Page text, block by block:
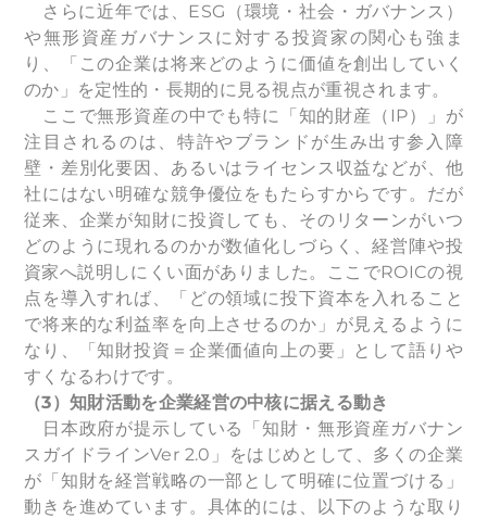
さらに近年では、ESG（環境・社会・ガバナンス）
や無形資産ガバナンスに対する投資家の関心も強ま
り、「この企業は将来どのように価値を創出していく
のか」を定性的・長期的に見る視点が重視されます。
ここで無形資産の中でも特に「知的財産（IP）」が
注目されるのは、特許やブランドが生み出す参入障
壁・差別化要因、あるいはライセンス収益などが、他
社にはない明確な競争優位をもたらすからです。だが
従来、企業が知財に投資しても、そのリターンがいつ
どのように現れるのかが数値化しづらく、経営陣や投
資家へ説明しにくい面がありました。ここでROICの視
点を導入すれば、「どの領域に投下資本を入れること
で将来的な利益率を向上させるのか」が見えるように
なり、「知財投資＝企業価値向上の要」として語りや
すくなるわけです。
（3）知財活動を企業経営の中核に据える動き
日本政府が提示している「知財・無形資産ガバナン
スガイドラインVer 2.0」をはじめとして、多くの企業
が「知財を経営戦略の一部として明確に位置づける」
動きを進めています。具体的には、以下のような取り